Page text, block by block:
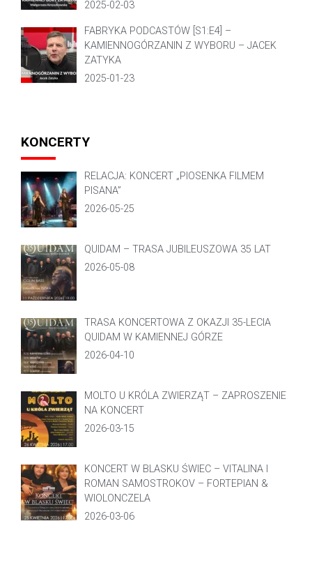
2025-02-03
FABRYKA PODCASTÓW [S1:E4] –
KAMIENNOGÓRZANIN Z WYBORU – JACEK
ZATYKA
2025-01-23
KONCERTY
RELACJA: KONCERT „PIOSENKA FILMEM
PISANA”
2026-05-25
QUIDAM – TRASA JUBILEUSZOWA 35 LAT
2026-05-08
TRASA KONCERTOWA Z OKAZJI 35-LECIA
QUIDAM W KAMIENNEJ GÓRZE
2026-04-10
MOLTO U KRÓLA ZWIERZĄT – ZAPROSZENIE
NA KONCERT
2026-03-15
KONCERT W BLASKU ŚWIEC – VITALINA I
ROMAN SAMOSTROKOV – FORTEPIAN &
WIOLONCZELA
2026-03-06